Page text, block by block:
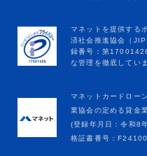
マネットカードロー
業協会の定める貸金
(登録年月日：令和8
格証書番号：